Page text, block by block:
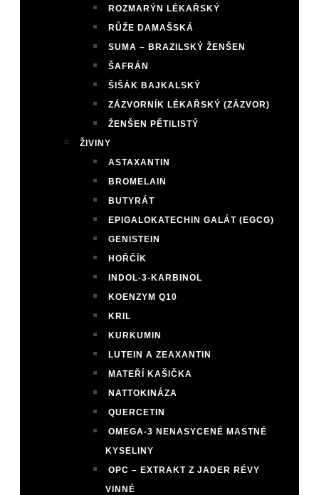
ROZMARÝN LÉKAŘSKÝ
RŮŽE DAMAŠSKÁ
SUMA – BRAZILSKÝ ŽENŠEN
ŠAFRÁN
ŠIŠÁK BAJKALSKÝ
ZÁZVORNÍK LÉKAŘSKÝ (ZÁZVOR)
ŽENŠEN PĚTILISTÝ
ŽIVINY
ASTAXANTIN
BROMELAIN
BUTYRÁT
EPIGALOKATECHIN GALÁT (EGCG)
GENISTEIN
HOŘČÍK
INDOL-3-KARBINOL
KOENZYM Q10
KRIL
KURKUMIN
LUTEIN A ZEAXANTIN
MATEŘÍ KAŠIČKA
NATTOKINÁZA
QUERCETIN
OMEGA-3 NENASYCENÉ MASTNÉ
KYSELINY
OPC – EXTRAKT Z JADER RÉVY
VINNÉ